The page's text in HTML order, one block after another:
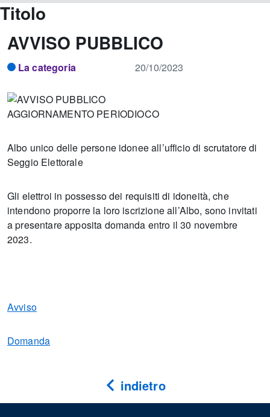
Titolo
AVVISO PUBBLICO
La categoria 20/10/2023
AGGIORNAMENTO PERIODIOCO
Albo unico delle persone idonee all’ufficio di scrutatore di
Seggio Elettorale
Gli elettroi in possesso dei requisiti di idoneità, che
intendono proporre la loro iscrizione all’Albo, sono invitati
a presentare apposita domanda entro il 30 novembre
2023.
Avviso
Domanda
indietro